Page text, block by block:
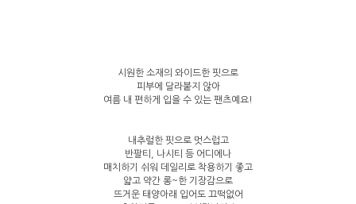
시원한 소재의 와이드한 핏으로
피부에 달라붙지 않아
여름 내 편하게 입을 수 있는 팬츠예요!
내추럴한 핏으로 멋스럽고
반팔티, 나시티 등 어디에나
매치하기 쉬워 데일리로 착용하기 좋고
얇고 약간 롱~한 기장감으로
뜨거운 태양아래 입어도 끄떡없어